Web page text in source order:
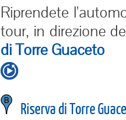
Riprendete
tour, in direzione
di Torre Guaceto
Riserva di Torre